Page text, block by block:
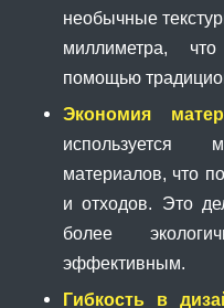
необычные
миллиметра,
помощью
Экономия
используется
материалов, что
и отходов. Это
более
эффективным.
Гибкость в